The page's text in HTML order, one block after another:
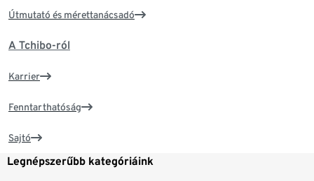
Útmutató és mérettanácsadó
A Tchibo-ról
Karrier
Fenntarthatóság
Sajtó
Legnépszerűbb kategóriáink